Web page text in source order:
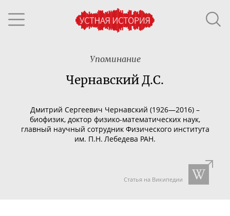
Упоминание
Чернавский Д.С.
Дмитрий Сергеевич Чернавский (1926—2016) –
биофизик, доктор физико-математических наук,
главный научный сотрудник Физического института
им. П.Н. Лебедева РАН.
Статья на Википедии